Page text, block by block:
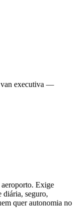
van executiva —
Exige
diária, seguro,
quer autonomia no